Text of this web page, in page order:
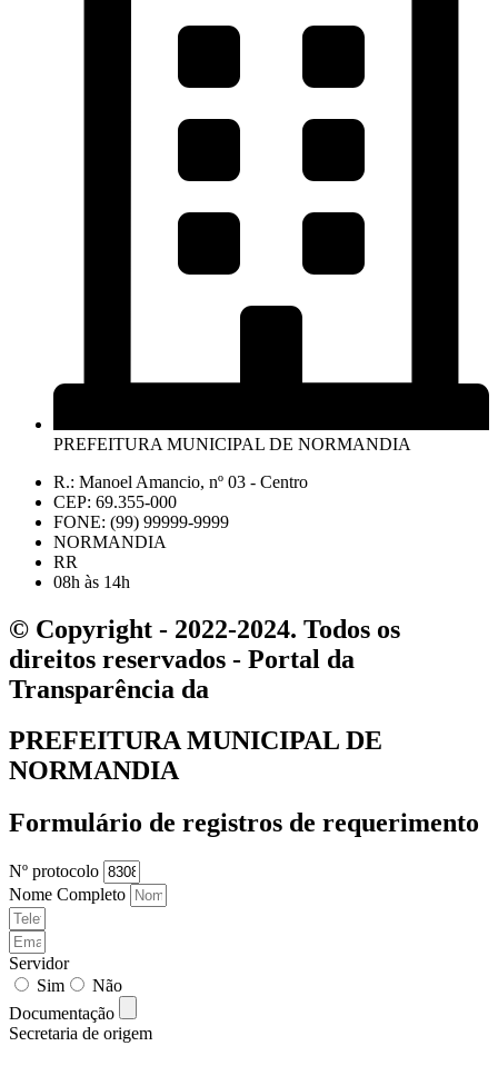
PREFEITURA MUNICIPAL DE NORMANDIA
R.: Manoel Amancio, nº 03 - Centro
CEP: 69.355-000
FONE: (99) 99999-9999
NORMANDIA
RR
08h às 14h
© Copyright - 2022-2024. Todos os
direitos reservados - Portal da
Transparência da
PREFEITURA MUNICIPAL DE
NORMANDIA
Formulário de registros de requerimento
Nº protocolo
Nome Completo
Servidor
Sim
Não
Documentação
Secretaria de origem